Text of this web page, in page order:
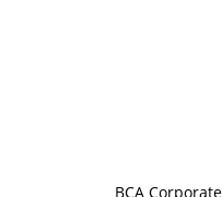
BCA Corporate